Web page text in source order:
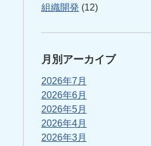
組織開発 (12)
月別アーカイブ
2026年7月
2026年6月
2026年5月
2026年4月
2026年3月